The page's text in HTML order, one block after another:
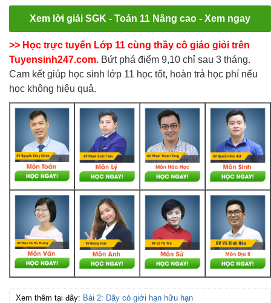
Xem lời giải SGK - Toán 11 Nâng cao - Xem ngay
>> Học trực tuyến Lớp 11 cùng thầy cô giáo giỏi trên
Tuyensinh247.com. Bứt phá điểm 9,10 chỉ sau 3 tháng.
Cam kết giúp học sinh lớp 11 học tốt, hoàn trả học phí nếu
học không hiệu quả.
Xem thêm tại đây: Bài 2: Dãy có giới hạn hữu hạn